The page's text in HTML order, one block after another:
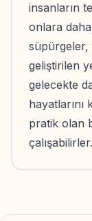
insanların
onlara
süpürgeler,
geliştirilen
gelecekte
hayatlarını
pratik olan
çalışabilirler.